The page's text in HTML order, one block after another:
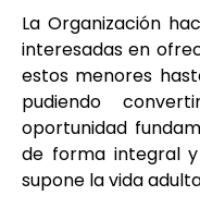
La Organización
interesadas en
estos menores
pudiendo
oportunidad
de forma integral
supone la vida